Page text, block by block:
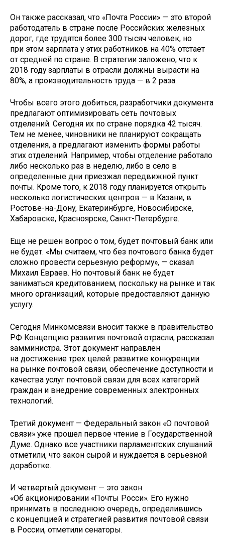
Он также рассказал, что «Почта России» — это второй
работодатель в стране после Российских железных
дорог, где трудятся более 300 тысяч человек, но
при этом зарплата у этих работников на 40% отстает
от средней по стране. В стратегии заложено, что к
2018 году зарплаты в отрасли должны вырасти на
80%, а производительность труда — в 2 раза.
Чтобы всего этого добиться, разработчики документа
предлагают оптимизировать сеть почтовых
отделений. Сегодня их по стране порядка 42 тысяч.
Тем не менее, чиновники не планируют сокращать
отделения, а предлагают изменить формы работы
этих отделений. Например, чтобы отделение работало
либо несколько раз в неделю, либо в село в
определенные дни приезжал передвижной пункт
почты. Кроме того, к 2018 году планируется открыть
несколько логистических центров — в Казани, в
Ростове-на-Дону, Екатеринбурге, Новосибирске,
Хабаровске, Красноярске, Санкт-Петербурге.
Еще не решен вопрос о том, будет почтовый банк или
не будет. «Мы считаем, что без почтового банка будет
сложно провести серьезную реформу», — сказал
Михаил Евраев. Но почтовый банк не будет
заниматься кредитованием, поскольку на рынке и так
много организаций, которые предоставляют данную
услугу.
Сегодня Минкомсвязи вносит также в правительство
РФ Концепцию развития почтовой отрасли, рассказал
замминистра. Этот документ направлен
на достижение трех целей: развитие конкуренции
на рынке почтовой связи, обеспечение доступности и
качества услуг почтовой связи для всех категорий
граждан и внедрение современных электронных
технологий.
Третий документ — Федеральный закон «О почтовой
связи» уже прошел первое чтение в Государственной
Думе. Однако все участники парламентских слушаний
отметили, что закон сырой и нуждается в серьезной
доработке.
И четвертый документ — это закон
«Об акционировании «Почты Росси». Его нужно
принимать в последнюю очередь, определившись
с концепцией и стратегией развития почтовой связи
в России, отметили сенаторы.